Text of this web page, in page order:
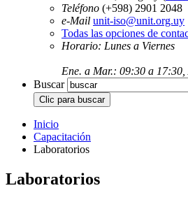
Teléfono (+598) 2901 2048
e-Mail unit-iso@unit.org.uy
Todas las opciones de
Horario: Lunes a Viernes
Ene. a Mar.: 09:30 a
Buscar
Inicio
Capacitación
Laboratorios
Laboratorios